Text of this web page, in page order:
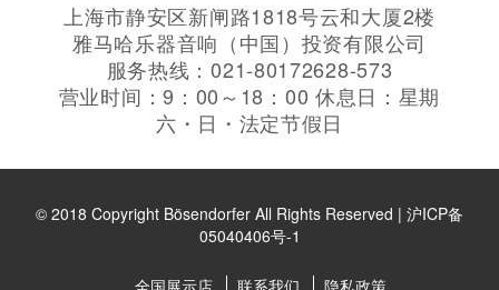
上海市静安区新闸路1818号云和大厦2楼
雅马哈乐器音响（中国）投资有限公司
服务热线：021-80172628-573
营业时间：9：00～18：00 休息日：星期
六・日・法定节假日
© 2018 Copyright Bösendorfer All Rights Reserved | 沪ICP备
05040406号-1
全国展示店 联系我们 隐私政策